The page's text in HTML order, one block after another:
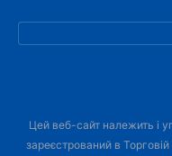
Цей веб-сайт належить і
зареєстрований в